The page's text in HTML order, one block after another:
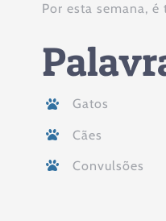
Por esta semana,
Gatos
Cães
Convulsões